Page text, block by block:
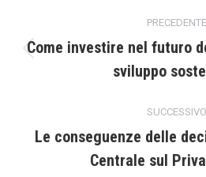
tra
PRECEDENTE
Come investire nel futuro
sviluppo
SUCCESSIVO
post:
Le conseguenze delle
Centrale sul